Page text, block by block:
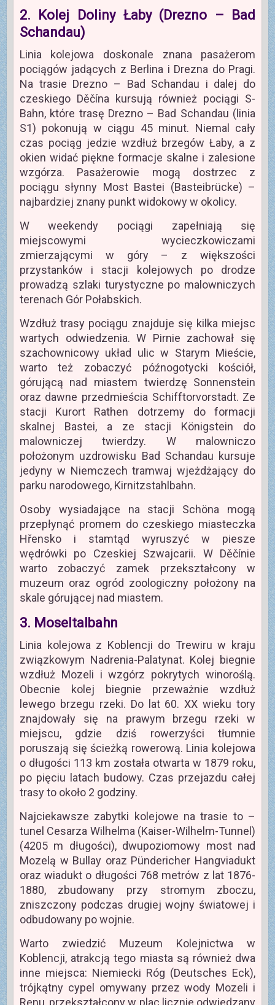
2. Kolej Doliny Łaby (Drezno – Bad
Schandau)
Linia kolejowa doskonale znana pasażerom
pociągów jadących z Berlina i Drezna do Pragi.
Na trasie Drezno – Bad Schandau i dalej do
czeskiego Děčína kursują również pociągi S-
Bahn, które trasę Drezno – Bad Schandau (linia
S1) pokonują w ciągu 45 minut. Niemal cały
czas pociąg jedzie wzdłuż brzegów Łaby, a z
okien widać piękne formacje skalne i zalesione
wzgórza. Pasażerowie mogą dostrzec z
pociągu słynny Most Bastei (Basteibrücke) –
najbardziej znany punkt widokowy w okolicy.
W weekendy pociągi zapełniają się
miejscowymi wycieczkowiczami
zmierzającymi w góry – z większości
przystanków i stacji kolejowych po drodze
prowadzą szlaki turystyczne po malowniczych
terenach Gór Połabskich.
Wzdłuż trasy pociągu znajduje się kilka miejsc
wartych odwiedzenia. W Pirnie zachował się
szachownicowy układ ulic w Starym Mieście,
warto też zobaczyć późnogotycki kościół,
górującą nad miastem twierdzę Sonnenstein
oraz dawne przedmieścia Schifftorvorstadt. Ze
stacji Kurort Rathen dotrzemy do formacji
skalnej Bastei, a ze stacji Königstein do
malowniczej twierdzy. W malowniczo
położonym uzdrowisku Bad Schandau kursuje
jedyny w Niemczech tramwaj wjeżdżający do
parku narodowego, Kirnitzstahlbahn.
Osoby wysiadające na stacji Schöna mogą
przepłynąć promem do czeskiego miasteczka
Hřensko i stamtąd wyruszyć w piesze
wędrówki po Czeskiej Szwajcarii. W Děčínie
warto zobaczyć zamek przekształcony w
muzeum oraz ogród zoologiczny położony na
skale górującej nad miastem.
3. Moseltalbahn
Linia kolejowa z Koblencji do Trewiru w kraju
związkowym Nadrenia-Palatynat. Kolej biegnie
wzdłuż Mozeli i wzgórz pokrytych winoroślą.
Obecnie kolej biegnie przeważnie wzdłuż
lewego brzegu rzeki. Do lat 60. XX wieku tory
znajdowały się na prawym brzegu rzeki w
miejscu, gdzie dziś rowerzyści tłumnie
poruszają się ścieżką rowerową. Linia kolejowa
o długości 113 km została otwarta w 1879 roku,
po pięciu latach budowy. Czas przejazdu całej
trasy to około 2 godziny.
Najciekawsze zabytki kolejowe na trasie to –
tunel Cesarza Wilhelma (Kaiser-Wilhelm-Tunnel)
(4205 m długości), dwupoziomowy most nad
Mozelą w Bullay oraz Pündericher Hangviadukt
oraz wiadukt o długości 768 metrów z lat 1876-
1880, zbudowany przy stromym zboczu,
zniszczony podczas drugiej wojny światowej i
odbudowany po wojnie.
Warto zwiedzić Muzeum Kolejnictwa w
Koblencji, atrakcją tego miasta są również dwa
inne miejsca: Niemiecki Róg (Deutsches Eck),
trójkątny cypel omywany przez wody Mozeli i